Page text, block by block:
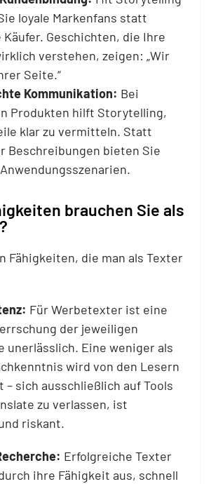
loyale Markenfans statt
Käufer. Geschichten, die Ihre
verstehen, zeigen: „Wir
Seite.“
Kommunikation: Bei
Produkten hilft Storytelling,
klar zu vermitteln. Statt
Beschreibungen bieten Sie
brauchen Sie als
Fähigkeiten, die man als Texter
Für Werbetexter ist eine
der jeweiligen
unerlässlich. Eine weniger als
wird von den Lesern
– sich ausschließlich auf Tools
zu verlassen, ist
riskant.
Erfolgreiche Texter
ihre Fähigkeit aus, schnell